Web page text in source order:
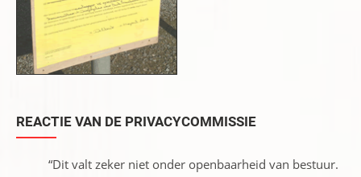
REACTIE VAN DE PRIVACYCOMMISSIE
“Dit valt zeker niet onder openbaarheid van bestuur.